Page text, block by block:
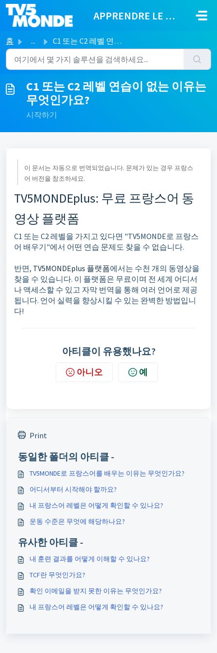
주요 콘텐츠로 건너뛰기
APPRENDRE LE FRANÇAIS
홈 ... C1 또는 C2 레벨 연습이 없는 이유는 무엇인가요?
C1 또는 C2 레벨 연습이 없는 이유는
무엇인가요?
시작하기
이 문서는 자동으로 번역되었습니다. 문제가 있는 경우 프랑스
어 버전을 참조하세요.
TV5MONDEplus: 무료 프랑스어 동
영상 플랫폼
C1 또는 C2 레벨을 가지고 있다면 "TV5MONDE로 프랑스
어 배우기"에서 어떤 연습 문제도 찾을 수 없습니다.
반면, TV5MONDEplus 플랫폼에서는 수천 개의 동영상을
찾을 수 있습니다. 이 플랫폼은 무료이며 전 세계 어디서
나 액세스할 수 있고 자막 번역을 통해 여러 언어로 제공
됩니다. 언어 실력을 향상시킬 수 있는 완벽한 방법입니
다!
아티클이 유용했나요?
아니오 예
Print
동일한 폴더의 아티클 -
TV5MONDE로 프랑스어를 배우는 이유는 무엇인가요?
어디서부터 시작해야 할까요?
내 프랑스어 레벨은 어떻게 확인할 수 있나요?
운동 수준은 무엇에 해당하나요?
유사한 아티클 -
내 훈련 결과를 어떻게 이해할 수 있나요?
TCF란 무엇인가요?
확인 이메일을 받지 못한 이유는 무엇인가요?
내 프랑스어 레벨은 어떻게 확인할 수 있나요?